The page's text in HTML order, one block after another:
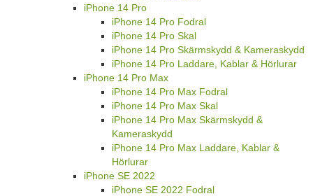
iPhone 14 Pro
iPhone 14 Pro Fodral
iPhone 14 Pro Skal
iPhone 14 Pro Skärmskydd & Kameraskydd
iPhone 14 Pro Laddare, Kablar & Hörlurar
iPhone 14 Pro Max
iPhone 14 Pro Max Fodral
iPhone 14 Pro Max Skal
iPhone 14 Pro Max Skärmskydd &
Kameraskydd
iPhone 14 Pro Max Laddare, Kablar &
Hörlurar
iPhone SE 2022
iPhone SE 2022 Fodral